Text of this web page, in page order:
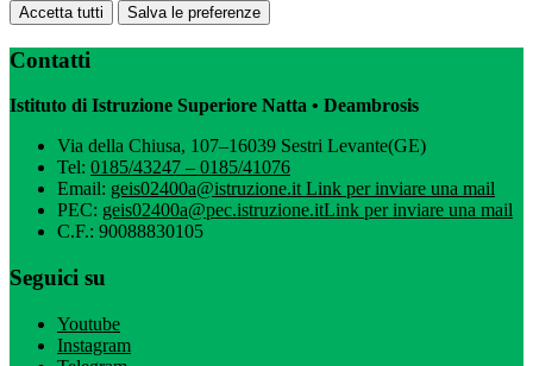
Accetta tutti Salva le preferenze
Contatti
Istituto di Istruzione Superiore Natta • Deambrosis
Via della Chiusa, 107–16039 Sestri Levante(GE)
Tel: 0185/43247 – 0185/41076
Email: geis02400a@istruzione.itLink per inviare una mail
PEC: geis02400a@pec.istruzione.itLink per inviare una mail
C.F.: 90088830105
Seguici su
Youtube
Instagram